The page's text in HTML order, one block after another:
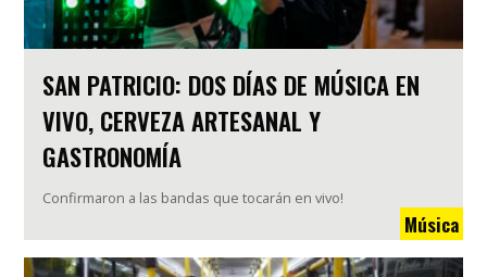
SAN PATRICIO: DOS DÍAS DE MÚSICA EN
VIVO, CERVEZA ARTESANAL Y
GASTRONOMÍA
Confirmaron a las bandas que tocarán en vivo!
Música